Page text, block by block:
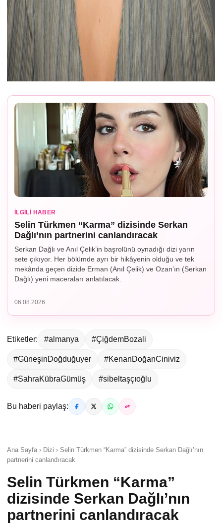
İLGILI HABER
Selin Türkmen “Karma” dizisinde Serkan
Dağlı’nın partnerini canlandıracak
Serkan Dağlı ve Anıl Çelik’in başrolünü oynadığı dizi yarın
sete çıkıyor. Her bölümde ayrı bir hikâyenin olduğu ve tek
mekânda geçen dizide Erman (Anıl Çelik) ve Ozan’ın (Serkan
Dağlı) yeni maceraları anlatılacak.
06.08.2026
Etiketler: #almanya #ÇiğdemBozali
#GüneşinDoğduğuyer #KenanDoğanCiniviz
#SahraKübraGümüş #sibeltaşçıoğlu
Bu haberi paylaş:
Ana Sayfa › Dizi › Selin Türkmen “Karma” dizisinde Serkan Dağlı’nın
partnerini canlandıracak
Selin Türkmen “Karma”
dizisinde Serkan Dağlı’nın
partnerini canlandıracak